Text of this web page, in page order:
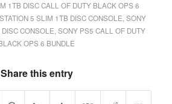
1TB DISC CALL OF DUTY BLACK OPS 6
5 SLIM 1TB DISC CONSOLE SONY
CONSOLE SONY PS5 CALL OF DUTY
OPS 6 BUNDLE
Share this entry